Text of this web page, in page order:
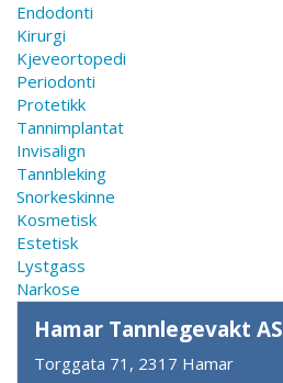
Endodonti
Kirurgi
Kjeveortopedi
Periodonti
Protetikk
Tannimplantat
Invisalign
Tannbleking
Snorkeskinne
Kosmetisk
Estetisk
Lystgass
Narkose
Hamar Tannlegevakt AS
Torggata 71, 2317 Hamar